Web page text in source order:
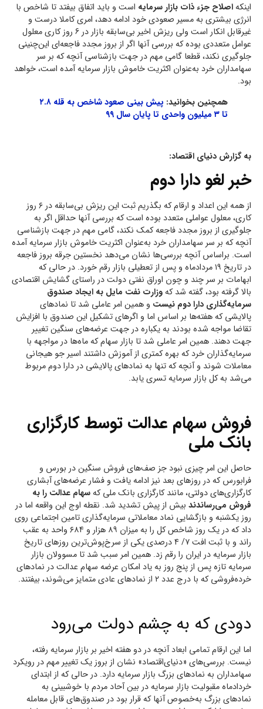
اینکهاصلاح جزء ذات بازار سرمایه است و باید اتفاق بیفتد تا شاخص با
انرژی بیشتری به مسیر صعودی خود ادامه دهد، امری کاملا درست و
غیرقابل انکار است ولی ریزش اخیر بی‌سابقه بازار در 6 روز کاری معلول
عوامل متعددی بوده که بررسی آنها اگر از بروز مجدد فاجعه‌ای این‌چنینی
جلوگیری نکند، قطعا گامی مهم در جهت باز‌شناسی آنچه که بر سر
سهامداران خرد به‌عنوان اکثریت خاموش بازار سرمایه آمده است، خواهد
بود.
همچنین بخوانید:
پیش بینی صعود شاخص به قله ۲.۸
تا ۳ میلیون واحدی تا پایان سال ۹۹
به گزارش دنیای اقتصاد:
خبر لغو دارا دوم
از همه این اعداد و ارقام که بگذریم ثبت این ریزش بی‌سابقه در ۶ روز
کاری، معلول عواملی متعدد بوده است که بررسی آنها حداقل اگر به
جلوگیری از بروز مجدد فاجعه کمک نکند، گامی مهم در جهت باز‌شناسی
آنچه که بر سر سهامداران خرد به‌عنوان اکثریت خاموش بازار سرمایه آمده
است. براساس آنچه بررسی‌ها نشان می‌دهد نخستین جرقه بروز فاجعه
در تاریخ ۱۹ مردادماه و پس از تعطیلی بازار رقم خورد. در حالی که
ابهامات بر سر چند و چون اوراق نفتی دولت در راستای گشایش اقتصادی
بالا گرفته بود، گفته شد کهوزارت نفت مایل به ایجاد صندوق
سرمایه‌گذاری دارا دوم نیست و همین امر عاملی شد تا نمادهای
پالایشی که هفته‌ها بر اساس اما و اگرهای تشکیل این صندوق با افزایش
تقاضا مواجه شده بودند به یکباره در جهت عرضه‌های سنگین تغییر
جهت دهند. همین امر عاملی شد تا بازار سهام که ماه‌ها در مواجهه با
سرمایه‌گذاران خرد که بهره کمتری از آموزش داشتند اسیر جو هیجانی
معاملات شوند و آنچه که تنها به نمادهای پالایشی در دارا دوم مربوط
می‌شد به کل بازار سرمایه تسری یابد.
فروش سهام عدالت توسط کارگزاری
بانک ملی
حاصل این امر چیزی نبود جز صف‌های فروش‌ سنگین در بورس و
فرابورس که در روزهای بعد نیز ادامه یافت و فشار عرضه‌های آبشاری
کارگزاری‌های دولتی، مانند کارگزاری بانک ملی کهسهام عدالت را به
فروش می‌رساندند بیش از پیش تشدید شد. نقطه اوج این واقعه اما در
روز یکشنبه و بازگشایی نماد معاملاتی سرمایه‌گذاری تامین اجتماعی روی
داد که در یک روز شاخص کل را به میزان ۸۹ هزار و ۶۸۴ واحد به عقب
راند و با ثبت افت ۷/ ۴ درصدی یکی از سرخ‌پوش‌ترین روزهای تاریخ
بازار سرمایه در ایران را رقم زد. همین امر سبب شد تا مسوولان بازار
سرمایه تازه پس از پنج روز به یاد امکان عرضه سهام عدالت در نمادهای
خرده‌فروشی که با درج عدد ۲ از نمادهای عادی متمایز می‌شوند، بیفتند.
دودی که به چشم دولت می‌رود
اما این ارقام تمامی ابعاد آنچه در دو هفته اخیر بر بازار سرمایه رفته،
نیست. بررسی‌های «دنیای‌اقتصاد» نشان از بروز یک تغییر مهم در رویکرد
سهامداران به نمادهای بزرگ بازار سرمایه دارد. در حالی که از ابتدای
خردادماه مقبولیت بازار سرمایه در بین آحاد مردم با خوشبینی به
نمادهای بزرگ به‌خصوص آنها که قرار بود در صندوق‌های قابل معامله